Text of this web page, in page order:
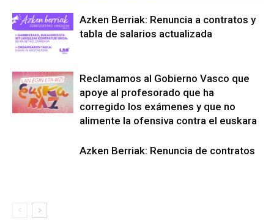
Azken Berriak: Renuncia a contratos y
tabla de salarios actualizada
Reclamamos al Gobierno Vasco que
apoye al profesorado que ha
corregido los exámenes y que no
alimente la ofensiva contra el euskara
Azken Berriak: Renuncia de contratos